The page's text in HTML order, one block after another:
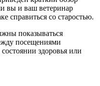
вы и ваш ветеринар
справиться со старостью.
показываться
посещениями
здоровья или